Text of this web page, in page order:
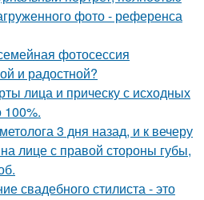
фото - референса
фотосессия
и радостной?
лица и прическу с исходных
3 дня назад, и к вечеру
лице с правой стороны губы,
свадебного стилиста - это